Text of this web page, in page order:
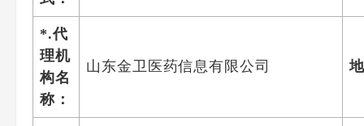
*.代
理机
构名
称：
山东金卫医药信息有限公司